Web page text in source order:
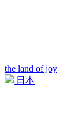
the land of joy
日本